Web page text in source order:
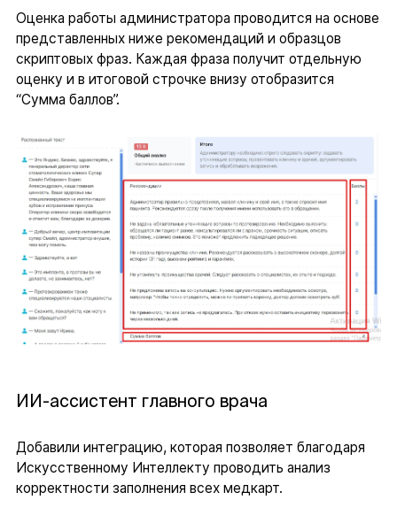
Оценка работы администратора проводится на основе
представленных ниже рекомендаций и образцов
скриптовых фраз. Каждая фраза получит отдельную
оценку и в итоговой строчке внизу отобразится
“Сумма баллов”.
ИИ-ассистент главного врача
Добавили интеграцию, которая позволяет благодаря
Искусственному Интеллекту проводить анализ
корректности заполнения всех медкарт.